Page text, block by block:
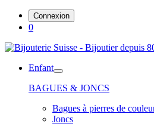
Connexion
0
Enfant
BAGUES & JONCS
Bagues à pierres de
Joncs